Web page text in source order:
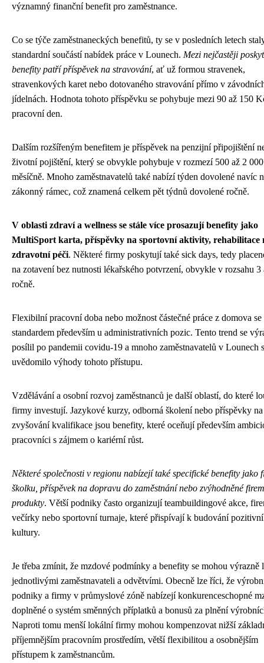
významný finanční benefit pro zaměstnance.
Co se týče zaměstnaneckých benefitů, ty se v posledních letech
standardní součástí nabídek práce v Lounech. Mezi nejčastěji
benefity patří příspěvek na stravování, ať už formou stravenek,
stravenkových karet nebo dotovaného stravování přímo v
jídelnách. Hodnota tohoto příspěvku se pohybuje mezi 90 až 150
pracovní den.
Dalším rozšířeným benefitem je příspěvek na penzijní připojištění
životní pojištění, který se obvykle pohybuje v rozmezí 500 až 2
měsíčně. Mnoho zaměstnavatelů také nabízí týden dovolené navíc
zákonný rámec, což znamená celkem pět týdnů dovolené ročně.
V oblasti zdraví a wellness se stále více prosazují benefity jako
MultiSport karta, příspěvky na sportovní aktivity, rehabilitace
zdravotní péči. Některé firmy poskytují také sick days, tedy
na zotavení bez nutnosti lékařského potvrzení, obvykle v rozsahu 3
ročně.
Flexibilní pracovní doba nebo možnost částečné práce z domova se
standardem především u administrativních pozic. Tento trend se
posílil po pandemii covidu-19 a mnoho zaměstnavatelů v Lounech
uvědomilo výhody tohoto přístupu.
Vzdělávání a osobní rozvoj zaměstnanců je další oblastí, do které
firmy investují. Jazykové kurzy, odborná školení nebo příspěvky na
zvyšování kvalifikace jsou benefity, které oceňují především
pracovníci s zájmem o kariérní růst.
Některé společnosti v regionu nabízejí také specifické benefity jako
školku, příspěvek na dopravu do zaměstnání nebo zvýhodněné
produkty. Větší podniky často organizují teambuildingové akce,
večírky nebo sportovní turnaje, které přispívají k budování
kultury.
Je třeba zmínit, že mzdové podmínky a benefity se mohou výrazně
jednotlivými zaměstnavateli a odvětvími. Obecně lze říci, že
podniky a firmy v průmyslové zóně nabízejí konkurenceschopné
doplněné o systém směnných příplatků a bonusů za plnění
Naproti tomu menší lokální firmy mohou kompenzovat nižší
příjemnějším pracovním prostředím, větší flexibilitou a osobnějším
přístupem k zaměstnancům.